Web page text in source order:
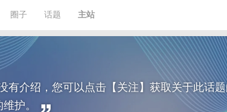
圈子 话题 主站
有介绍，您可以点击【关注】获取关于此话
护。